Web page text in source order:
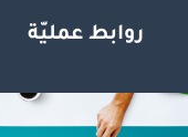
روابط عمليّة